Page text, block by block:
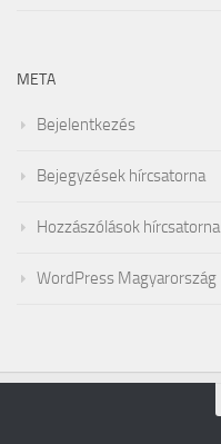
META
Bejelentkezés
Bejegyzések hírcsatorna
Hozzászólások hírcsatorna
WordPress Magyarország